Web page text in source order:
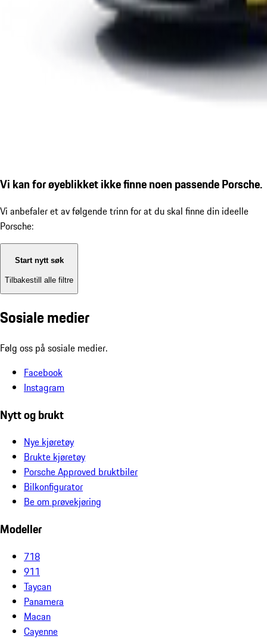
Vi kan for øyeblikket ikke finne noen passende Porsche.
Vi anbefaler et av følgende trinn for at du skal finne din ideelle
Porsche:
Start nytt søk
Tilbakestill alle filtre
Sosiale medier
Følg oss på sosiale medier.
Facebook
Instagram
Nytt og brukt
Nye kjøretøy
Brukte kjøretøy
Porsche Approved bruktbiler
Bilkonfigurator
Be om prøvekjøring
Modeller
718
911
Taycan
Panamera
Macan
Cayenne